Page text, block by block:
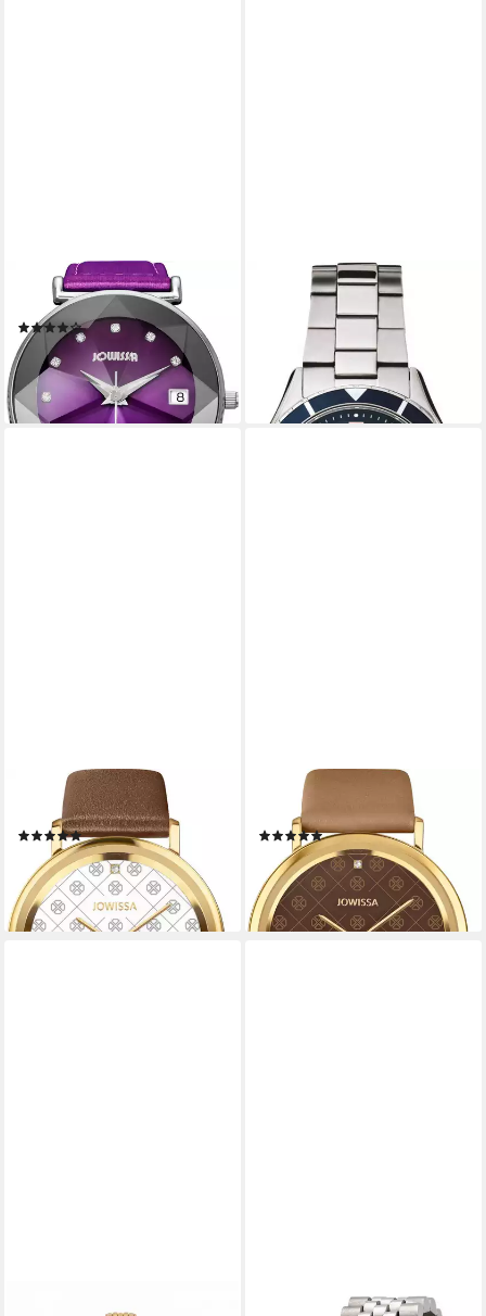
JOWISSA
Schweizer Uhr Facett
(14)
59,00 € UVP259,00 €
-77%
lieferbar - in 2-3 Werktagen bei dir
SWISS ALPINE MILITARY
Schweizer Uhr Nautilus
149,00 €
lieferbar - in 2-3 Werktagen bei dir
JOWISSA
Schweizer Uhr AnWy
(1)
49,00 € UVP229,00 €
-79%
lieferbar - in 2-3 Werktagen bei dir
JOWISSA
Schweizer Uhr AnWy
(1)
79,00 € UVP229,00 €
-66%
lieferbar - in 2-3 Werktagen bei dir
YVES CAMANI